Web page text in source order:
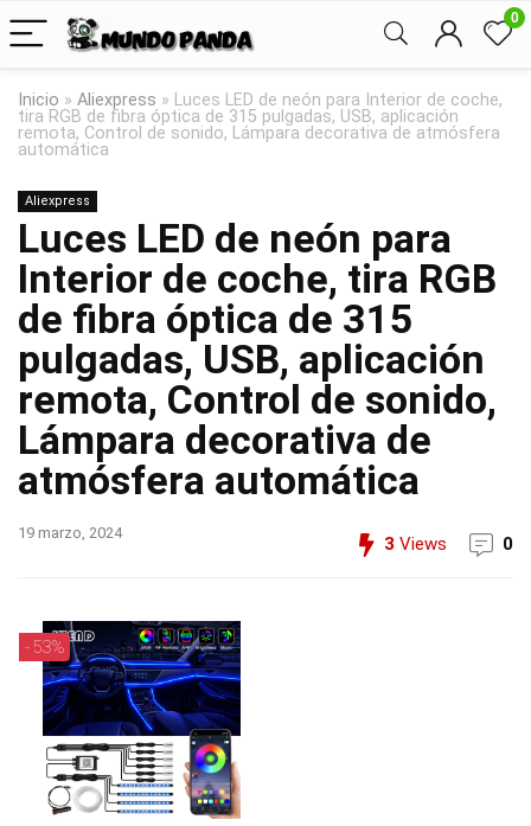
0
Inicio » Aliexpress » Luces LED de neón para Interior de coche,
tira RGB de fibra óptica de 315 pulgadas, USB, aplicación
remota, Control de sonido, Lámpara decorativa de atmósfera
automática
Aliexpress
Luces LED de neón para
Interior de coche, tira RGB
de fibra óptica de 315
pulgadas, USB, aplicación
remota, Control de sonido,
Lámpara decorativa de
atmósfera automática
19 marzo, 2024
3 Views 0
- 53%